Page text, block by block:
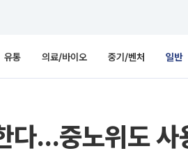
유통 의료/바이오 중기/벤처 일반
다…중노위도 사